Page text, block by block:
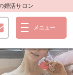
婚活サロン